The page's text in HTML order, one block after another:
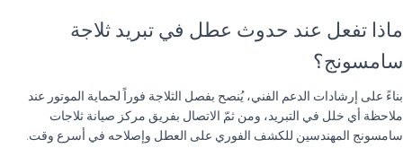
ماذا تفعل عند حدوث عطل في تبريد ثلاجة
سامسونج؟
بناءً على إرشادات الدعم الفني، يُنصح بفصل الثلاجة فوراً لحماية الموتور عند
ملاحظة أي خلل في التبريد، ومن ثمّ الاتصال بفريق مركز صيانة ثلاجات
سامسونج المهندسين للكشف الفوري على العطل وإصلاحه في أسرع وقت.